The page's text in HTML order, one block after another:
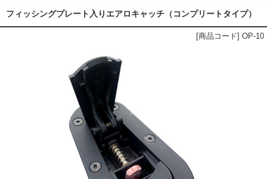
フィッシングプレート入りエアロキャッチ（コンプリートタイプ）
[商品コード] OP-10